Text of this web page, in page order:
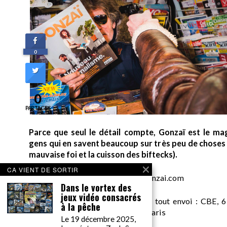
Parce que seul le détail compte, Gonzaï est le
gens qui en savent beaucoup sur très peu de
mauvaise foi et la cuisson des biftecks).
desk AT gonzai.com
Edité par GONZAÏ MEDIA. Pour tout envoi : CBE,
Messager, pour GONZAÏ, 75018 Paris
0
0
PARTAGES
CA VIENT DE SORTIR
Dans le vortex des
jeux vidéo consacrés
à la pêche
Le 19 décembre 2025,